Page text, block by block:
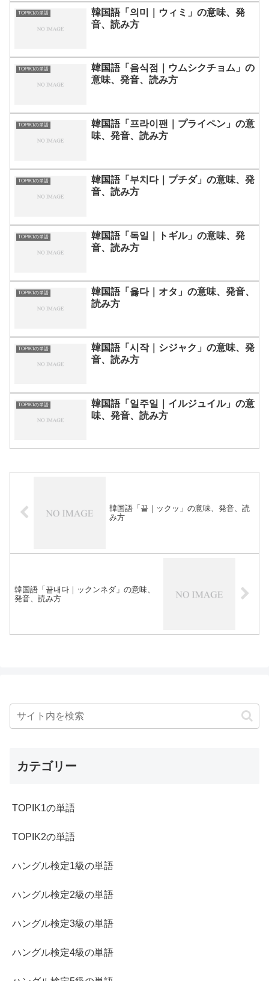
TOPIK1の単語
韓国語「의미｜ウィミ」の意味、発
音、読み方
TOPIK1の単語
韓国語「음식점｜ウムシクチョム」の
意味、発音、読み方
TOPIK1の単語
韓国語「프라이팬｜プライペン」の意
味、発音、読み方
TOPIK1の単語
韓国語「부치다｜プチダ」の意味、発
音、読み方
TOPIK1の単語
韓国語「독일｜トギル」の意味、発
音、読み方
TOPIK1の単語
韓国語「옳다｜オタ」の意味、発音、
読み方
TOPIK1の単語
韓国語「시작｜シジャク」の意味、発
音、読み方
TOPIK1の単語
韓国語「일주일｜イルジュイル」の意
味、発音、読み方
韓国語「끝｜ックッ」の意味、発音、読
み方
韓国語「끝내다｜ックンネダ」の意味、
発音、読み方
カテゴリー
TOPIK1の単語
TOPIK2の単語
ハングル検定1級の単語
ハングル検定2級の単語
ハングル検定3級の単語
ハングル検定4級の単語